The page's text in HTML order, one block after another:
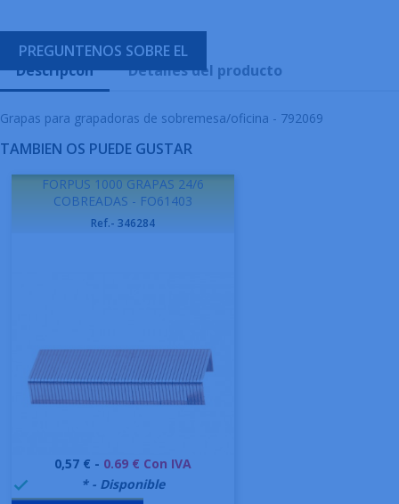
PREGUNTENOS SOBRE EL
Descripcón
Detalles del producto
Grapas para grapadoras de sobremesa/oficina - 792069
TAMBIEN OS PUEDE GUSTAR
FORPUS 1000 GRAPAS 24/6
COBREADAS - FO61403
Ref.- 346284
Precio
0,57 € - 0.69 € Con IVA
 * - Disponible